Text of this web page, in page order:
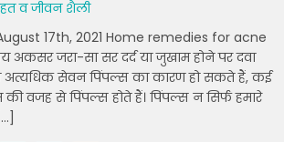
व जीवन शैली
17th, 2021 Home remedies for acne
अकसर जरा-सा सर दर्द या जुखाम होने पर दवा
अत्यधिक सेवन पिंपल्स का कारण हो सकते हैं, कई
की वजह से पिंपल्स होते हैं। पिंपल्स न सिर्फ हमारे